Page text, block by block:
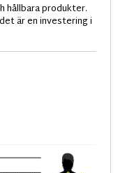
hållbara produkter.
är en investering i